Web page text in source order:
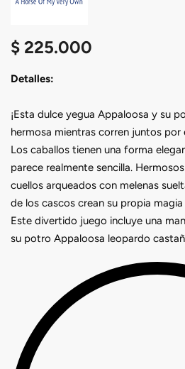
$ 225.000
Detalles:
¡Esta dulce yegua Appaloosa y su
hermosa mientras corren juntos por
Los caballos tienen una forma
parece realmente sencilla.
cuellos arqueados con melenas
de los cascos crean su propia
Este divertido juego incluye una
su potro Appaloosa leopardo